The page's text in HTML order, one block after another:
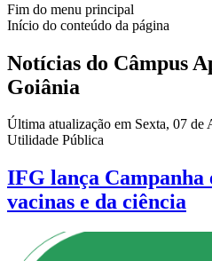
Fim do menu principal
Início do conteúdo da página
Notícias do Câmpus
Goiânia
Última atualização em Sexta, 07 de
Utilidade Pública
IFG lança Campanha
vacinas e da ciência